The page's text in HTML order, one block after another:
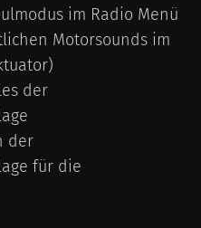
im Radio Menü
Motorsounds im
der
der
für die